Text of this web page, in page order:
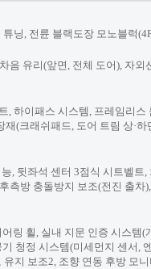
닝, 전륜 블랙도장 모노블럭
유리(앞면, 전체 도어), 자
하이패스 시스템, 프레임리
(크래쉬패드, 도어 트림 상·
, 뒷좌석 센터 3점식 시트벨트
방 충돌방지 보조(전진 출차
링 휠, 실내 지문 인증 시스템
청정 시스템(미세먼지 센서,
지 보조2, 조향 연동 후방 모